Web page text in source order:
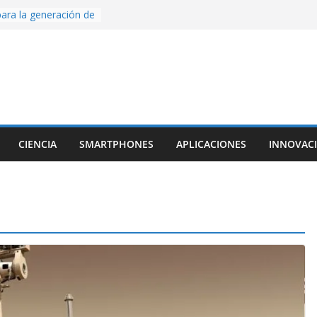
la generación de
con Inteligencia
una app
una
CIENCIA SMARTPHONES APLICACIONES